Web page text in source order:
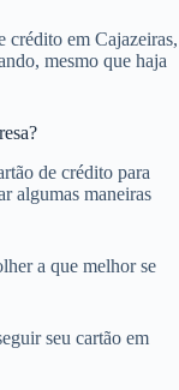
crédito em Cajazeiras,
mesmo que haja
de crédito para
algumas maneiras
a que melhor se
seu cartão em